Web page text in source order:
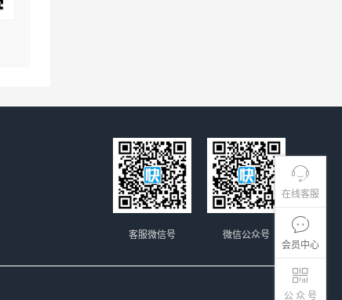
在线客服
会员中心
公 众 号
微信公众号
客服微信号